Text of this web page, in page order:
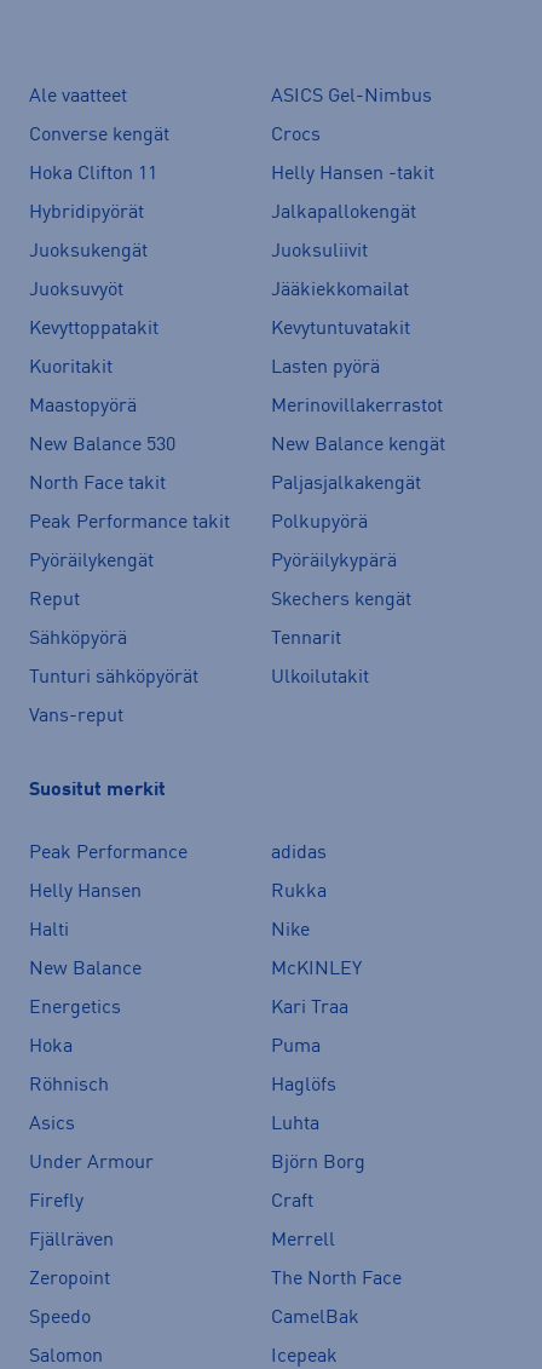
Ale vaatteet
ASICS Gel-Nimbus
Converse kengät
Crocs
Hoka Clifton 11
Helly Hansen -takit
Hybridipyörät
Jalkapallokengät
Juoksukengät
Juoksuliivit
Juoksuvyöt
Jääkiekkomailat
Kevyttoppatakit
Kevytuntuvatakit
Kuoritakit
Lasten pyörä
Maastopyörä
Merinovillakerrastot
New Balance 530
New Balance kengät
North Face takit
Paljasjalkakengät
Peak Performance takit
Polkupyörä
Pyöräilykengät
Pyöräilykypärä
Reput
Skechers kengät
Sähköpyörä
Tennarit
Tunturi sähköpyörät
Ulkoilutakit
Vans-reput
Suositut merkit
Peak Performance
adidas
Helly Hansen
Rukka
Halti
Nike
New Balance
McKINLEY
Energetics
Kari Traa
Hoka
Puma
Röhnisch
Haglöfs
Asics
Luhta
Under Armour
Björn Borg
Firefly
Craft
Fjällräven
Merrell
Zeropoint
The North Face
Speedo
CamelBak
Salomon
Icepeak